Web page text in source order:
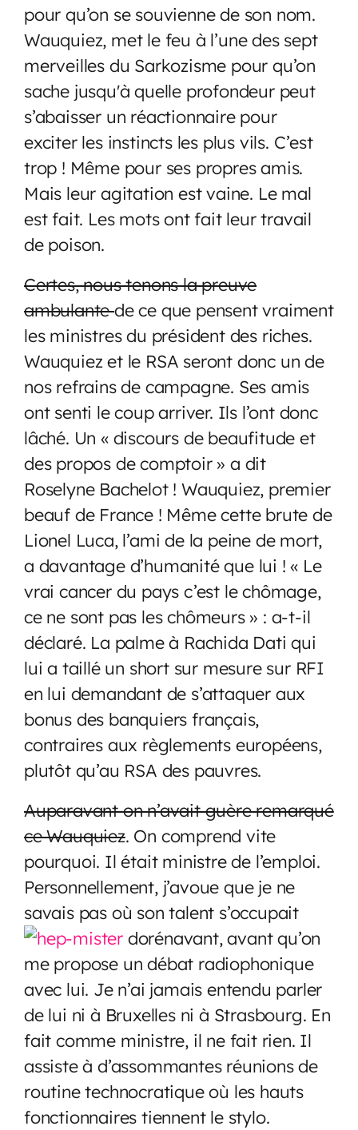
pour qu’on se souvienne de son nom.
Wauquiez, met le feu à l’une des sept
merveilles du Sarkozisme pour qu’on
sache jusqu'à quelle profondeur peut
s’abaisser un réactionnaire pour
exciter les instincts les plus vils. C’est
trop ! Même pour ses propres amis.
Mais leur agitation est vaine. Le mal
est fait. Les mots ont fait leur travail
de poison.
Certes, nous tenons la preuve
ambulantede ce que pensent vraiment
les ministres du président des riches.
Wauquiez et le RSA seront donc un de
nos refrains de campagne. Ses amis
ont senti le coup arriver. Ils l’ont donc
lâché. Un « discours de beaufitude et
des propos de comptoir » a dit
Roselyne Bachelot ! Wauquiez, premier
beauf de France ! Même cette brute de
Lionel Luca, l’ami de la peine de mort,
a davantage d’humanité que lui ! « Le
vrai cancer du pays c’est le chômage,
ce ne sont pas les chômeurs » : a-t-il
déclaré. La palme à Rachida Dati qui
lui a taillé un short sur mesure sur RFI
en lui demandant de s’attaquer aux
bonus des banquiers français,
contraires aux règlements européens,
plutôt qu’au RSA des pauvres.
Auparavant on n’avait guère remarqué
ce Wauquiez. On comprend vite
pourquoi. Il était ministre de l’emploi.
Personnellement, j’avoue que je ne
savais pas où son talent s’occupait
dorénavant, avant qu’on
me propose un débat radiophonique
avec lui. Je n’ai jamais entendu parler
de lui ni à Bruxelles ni à Strasbourg. En
fait comme ministre, il ne fait rien. Il
assiste à d’assommantes réunions de
routine technocratique où les hauts
fonctionnaires tiennent le stylo.